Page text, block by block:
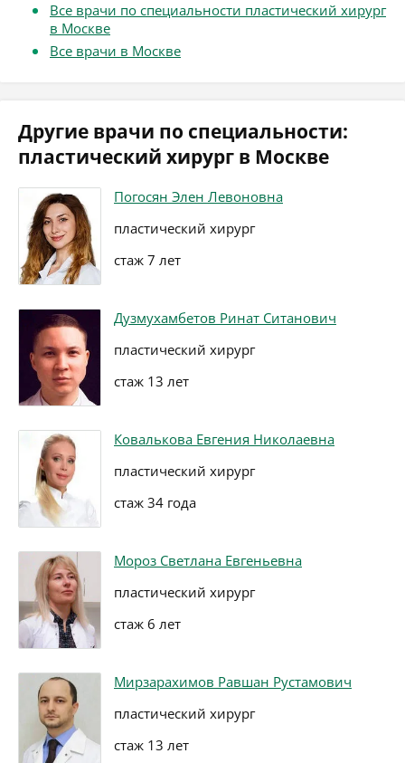
Все врачи по специальности пластический хирург
в Москве
Все врачи в Москве
Другие врачи по специальности:
пластический хирург в Москве
Погосян Элен Левоновна
пластический хирург
стаж 7 лет
Дузмухамбетов Ринат Ситанович
пластический хирург
стаж 13 лет
Ковалькова Евгения Николаевна
пластический хирург
стаж 34 года
Мороз Светлана Евгеньевна
пластический хирург
стаж 6 лет
Мирзарахимов Равшан Рустамович
пластический хирург
стаж 13 лет